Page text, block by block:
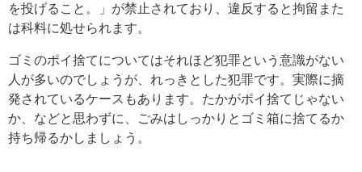
を投げること。」が禁止されており、違反すると拘留また
は科料に処せられます。
ゴミのポイ捨てについてはそれほど犯罪という意識がない
人が多いのでしょうが、れっきとした犯罪です。実際に摘
発されているケースもあります。たかがポイ捨てじゃない
か、などと思わずに、ごみはしっかりとゴミ箱に捨てるか
持ち帰るかしましょう。